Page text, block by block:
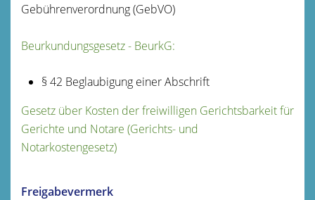
Gebührenverordnung (GebVO)
Beurkundungsgesetz - BeurkG:
§ 42 Beglaubigung einer Abschrift
Gesetz über Kosten der freiwilligen Gerichtsbarkeit für
Gerichte und Notare (Gerichts- und
Notarkostengesetz)
Freigabevermerk